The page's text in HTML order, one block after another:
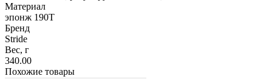
Материал
эпонж 190T
Бренд
Stride
Вес, г
340.00
Похожие товары